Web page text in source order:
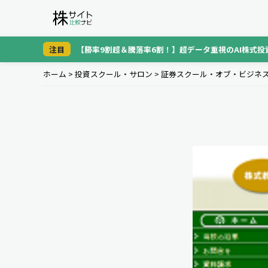
注目 【勝率9割超＆騰落率6割！】超データ重視のAI株式
ホーム > 投資スクール・サロン > 証券スクール・オブ・ビジネ